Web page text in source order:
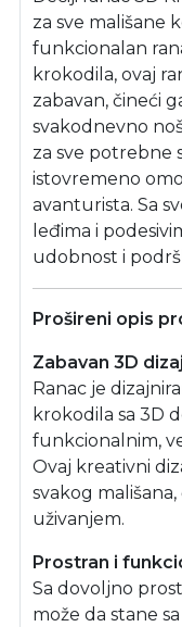
za sve mališane
funkcionalan
krokodila, ovaj
zabavan, čineći
svakodnevno
za sve potrebne
istovremeno
avanturista. Sa
leđima i
udobnost i
Prošireni opis
Zabavan 3D
Ranac je
krokodila sa 3D
funkcionalnim,
Ovaj kreativni
svakog
uživanjem.
Prostran i
Sa dovoljno
može da stane